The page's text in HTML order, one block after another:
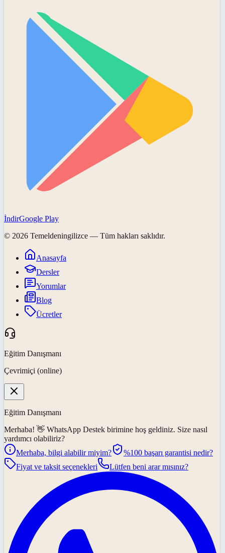
İndirGoogle Play
© 2026 Temeldeningilizce — Tüm hakları saklıdır.
Anasayfa
Dersler
Yorumlar
Blog
Ücretler
Eğitim Danışmanı
Çevrimiçi (online)
Eğitim Danışmanı
Merhaba! 👋 WhatsApp Destek birimine hoş geldiniz. Size nasıl
yardımcı olabiliriz?
Merhaba, bilgi alabilir miyim?
%100 başarı garantisi nedir?
Fiyat ve taksit seçenekleri
Lütfen beni arar mısınız?